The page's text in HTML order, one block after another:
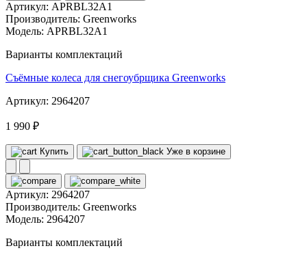
Артикул: APRBL32A1
Производитель: Greenworks
Модель: APRBL32A1
Варианты комплектаций
Съёмные колеса для снегоубрщика Greenworks
Артикул: 2964207
1 990 ₽
Купить Уже в корзине
Артикул: 2964207
Производитель: Greenworks
Модель: 2964207
Варианты комплектаций